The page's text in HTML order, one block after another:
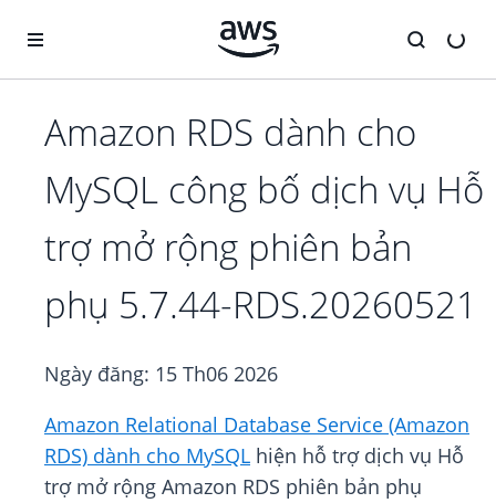
Amazon RDS dành cho
MySQL công bố dịch vụ Hỗ
trợ mở rộng phiên bản
phụ 5.7.44-RDS.20260521
Ngày đăng: 15 Th06 2026
Amazon Relational Database Service (Amazon
RDS) dành cho MySQL hiện hỗ trợ dịch vụ Hỗ
trợ mở rộng Amazon RDS phiên bản phụ